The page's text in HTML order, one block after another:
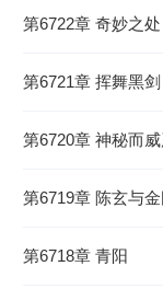
第6722章 奇妙之处
第6721章 挥舞黑剑
第6720章 神秘而
第6719章 陈玄与
第6718章 青阳